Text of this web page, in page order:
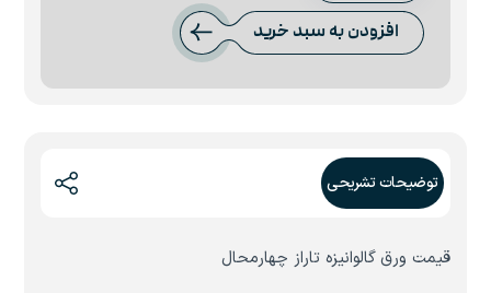
0.9
میل
افزودن به سبد خرید
توضیحات تشریحی
قیمت ورق گالوانیزه تاراز چهارمحال